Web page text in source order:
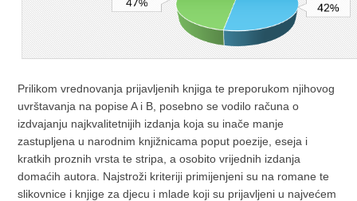
Prilikom vrednovanja prijavljenih knjiga te preporukom njihovog
uvrštavanja na popise A i B, posebno se vodilo računa o
izdvajanju najkvalitetnijih izdanja koja su inače manje
zastupljena u narodnim knjižnicama poput poezije, eseja i
kratkih proznih vrsta te stripa, a osobito vrijednih izdanja
domaćih autora. Najstroži kriteriji primijenjeni su na romane te
slikovnice i knjige za djecu i mlade koji su prijavljeni u najvećem